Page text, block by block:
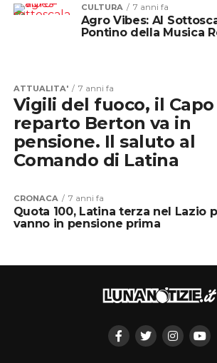
CULTURA 7 anni fa
Agro Vibes: Al
Pontino della Musica
ATTUALITA' 7 anni fa
Vigili del fuoco, il Capo
reparto Berton va in
pensione. Il saluto al
Comando di Latina
CRONACA 7 anni fa
Quota 100, Latina terza nel Lazio
vanno in pensione prima